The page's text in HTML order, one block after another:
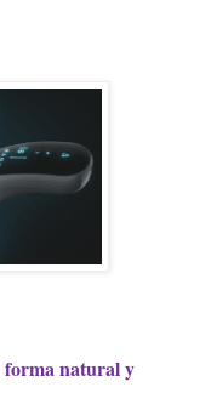
forma natural y